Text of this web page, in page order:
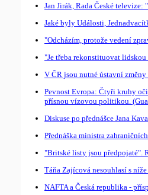
Jan Jirák, Rada České televize:
Jaké byly Události,
"Odcházím, protože vedení
"Je třeba rekonstituovat
V ČR jsou nutné ústavní změny
Pevnost Evropa: Čtyři kruhy
přísnou vízovou politikou.
Diskuse po přednášce Jana
Přednáška ministra
"Britské listy jsou předpojaté".
Táňa Zajícová nesouhlasí s
NAFTA a Česká republika -